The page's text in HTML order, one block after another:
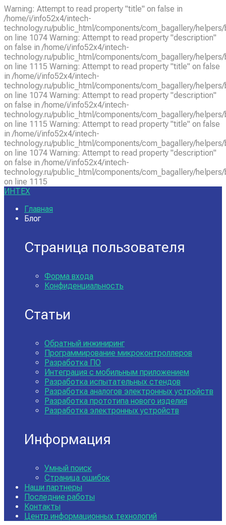
Warning: Attempt to read property "title" on false in
/home/i/info52x4/intech-
technology.ru/public_html/components/com_bagallery/helpers/
on line 1074 Warning: Attempt to read property "description"
on false in /home/i/info52x4/intech-
technology.ru/public_html/components/com_bagallery/helpers/
on line 1115 Warning: Attempt to read property "title" on false
in /home/i/info52x4/intech-
technology.ru/public_html/components/com_bagallery/helpers/
on line 1074 Warning: Attempt to read property "description"
on false in /home/i/info52x4/intech-
technology.ru/public_html/components/com_bagallery/helpers/
on line 1115 Warning: Attempt to read property "title" on false
in /home/i/info52x4/intech-
technology.ru/public_html/components/com_bagallery/helpers/
on line 1074 Warning: Attempt to read property "description"
on false in /home/i/info52x4/intech-
technology.ru/public_html/components/com_bagallery/helpers/
on line 1115
ИНТЕХ
Главная
Блог
Страница пользователя
Форма входа
Конфиденциальность
Статьи
Обратный инжиниринг
Программирование микроконтроллеров
Разработка ПО
Интеграция с мобильным приложением
Разработка испытательных стендов
Разработка аналогов электронных устройств
Разработка прототипа нового изделия
Разработка электронных устройств
Информация
Умный поиск
Страница ошибок
Наши партнеры
Последние работы
Контакты
Центр информационных технологий